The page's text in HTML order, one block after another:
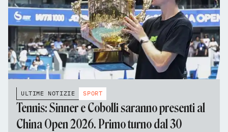
ULTIME NOTIZIE SPORT
Tennis: Sinner e Cobolli saranno presenti al
China Open 2026. Primo turno dal 30